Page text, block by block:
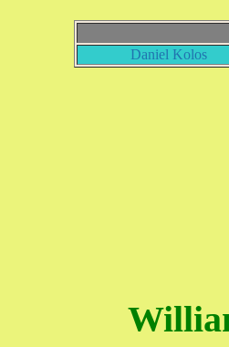
Daniel Kolos